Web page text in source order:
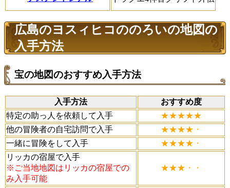
広島のヨスィヒコののろいの地図の
入手方法
宝の地図のおすすめ入手方法
入手方法
おすすめ度
特定の助っ人を依頼して入手
★★★★★
他の冒険者の自宅訪問で入手
★★★★・
一緒に冒険をして入手
★★★★・
リッカの宿屋で入手
※ご当地地図はリッカの宿屋での
み入手可能
★★★・・